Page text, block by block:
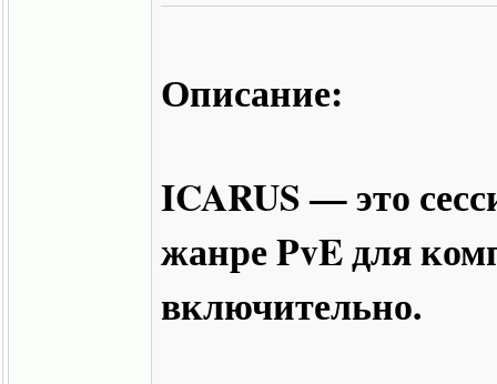
Описание:
ICARUS — это
жанре PvE для
включительно.